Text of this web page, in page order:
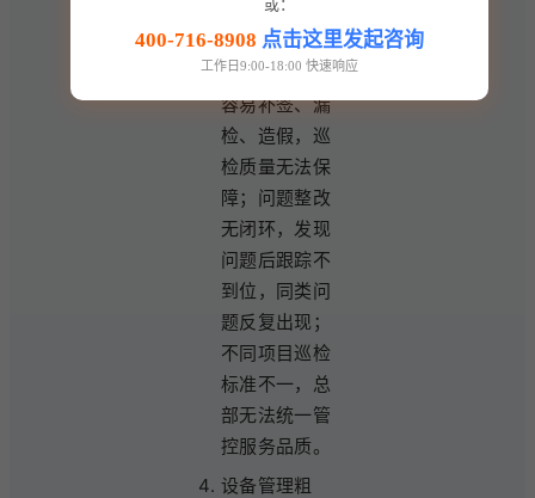
安、绿化、设
施巡检全靠人
工纸质记录，
容易补签、漏
检、造假，巡
检质量无法保
障；问题整改
无闭环，发现
问题后跟踪不
到位，同类问
题反复出现；
不同项目巡检
标准不一，总
部无法统一管
控服务品质。
设备管理粗
或：
400-716-8908 点击这里发起咨询
工作日9:00-18:00 快速响应